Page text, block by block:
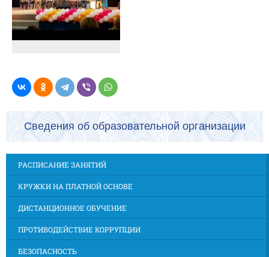
Сведения об образовательной организации
РАСПИСАНИЕ ЗАНЯТИЙ
КРУЖКИ НА ПЛАТНОЙ ОСНОВЕ
ДИСТАНЦИОННОЕ ОБУЧЕНИЕ
ПРОТИВОДЕЙСТВИЕ КОРРУПЦИИ
БЕЗОПАСНОСТЬ